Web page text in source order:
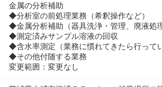
金属の分析補助
◆分析室の前処理業務（希釈操作など）
◆金属分析補助（器具洗浄・管理、廃液処
◆測定済みサンプル溶液の回収
◆含水率測定（業務に慣れてきたら行って
◆その他付随する業務
変更範囲：変更なし